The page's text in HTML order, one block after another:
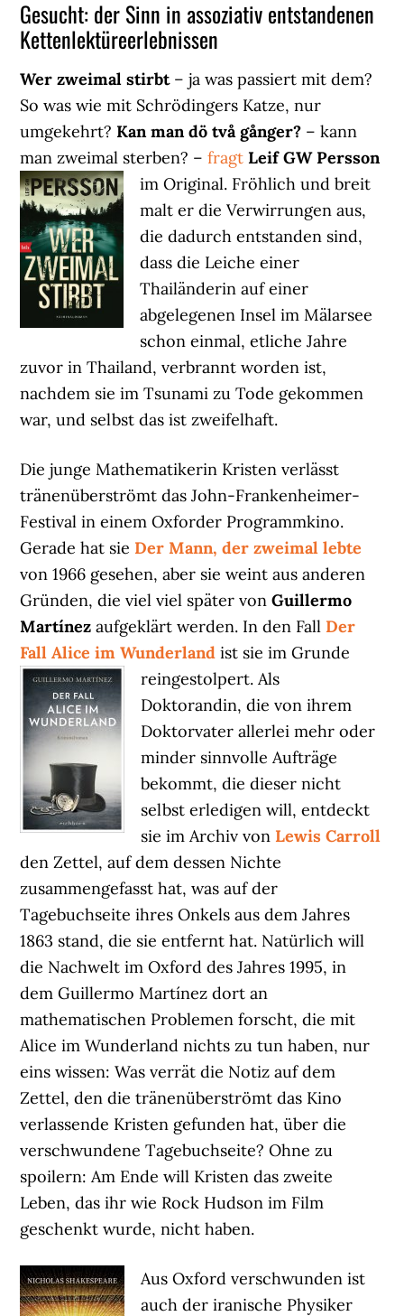
Gesucht: der Sinn in assoziativ entstandenen
Kettenlektüreerlebnissen
Wer zweimal stirbt– ja was passiert mit dem?
So was wie mit Schrödingers Katze, nur
umgekehrt?Kan man dö två gånger? – kann
man zweimal sterben? –fragt Leif GW Persson
im Original. Fröhlich und breit
malt er die Verwirrungen aus,
die dadurch entstanden sind,
dass die Leiche einer
Thailänderin auf einer
abgelegenen Insel im Mälarsee
schon einmal, etliche Jahre
zuvor in Thailand, verbrannt worden ist,
nachdem sie im Tsunami zu Tode gekommen
war, und selbst das ist zweifelhaft.
Die junge Mathematikerin Kristen verlässt
tränenüberströmt das John-Frankenheimer-
Festival in einem Oxforder Programmkino.
Gerade hat sie Der Mann, der zweimal lebte
von 1966 gesehen, aber sie weint aus anderen
Gründen, die viel viel später vonGuillermo
Martínez aufgeklärt werden. In den Fall Der
Fall Alice im Wunderland ist sie im Grunde
reingestolpert. Als
Doktorandin, die von ihrem
Doktorvater allerlei mehr oder
minder sinnvolle Aufträge
bekommt, die dieser nicht
selbst erledigen will, entdeckt
sie im Archiv von Lewis Carroll
den Zettel, auf dem dessen Nichte
zusammengefasst hat, was auf der
Tagebuchseite ihres Onkels aus dem Jahres
1863 stand, die sie entfernt hat. Natürlich will
die Nachwelt im Oxford des Jahres 1995, in
dem Guillermo Martínez dort an
mathematischen Problemen forscht, die mit
Alice im Wunderland nichts zu tun haben, nur
eins wissen: Was verrät die Notiz auf dem
Zettel, den die tränenüberströmt das Kino
verlassende Kristen gefunden hat, über die
verschwundene Tagebuchseite? Ohne zu
spoilern: Am Ende will Kristen das zweite
Leben, das ihr wie Rock Hudson im Film
geschenkt wurde, nicht haben.
Aus Oxford verschwunden ist
auch der iranische Physiker